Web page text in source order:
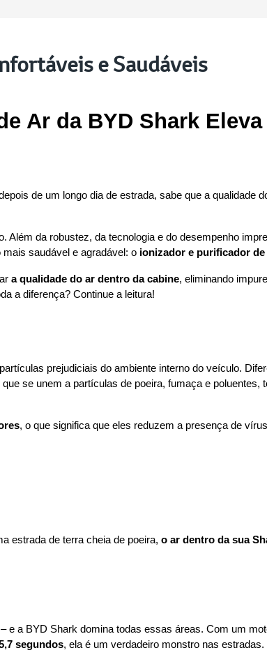
e Saudáveis
Ar da BYD Shark Eleva
de um longo dia de estrada, sabe que a qualidade
Além da robustez, da tecnologia e do desempenho
saudável e agradável: o ionizador e purificador de
a qualidade do ar dentro da cabine, eliminando
a diferença? Continue a leitura!
prejudiciais do ambiente interno do veículo.
que se unem a partículas de poeira, fumaça e poluentes,
, o que significa que eles reduzem a presença de
estrada de terra cheia de poeira, o ar dentro da sua
e a BYD Shark domina todas essas áreas. Com um
segundos, ela é um verdadeiro monstro nas estradas.